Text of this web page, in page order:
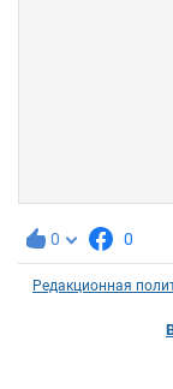
0 0
Редакционная